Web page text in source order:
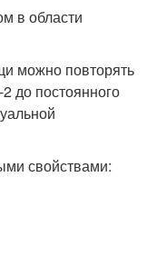
в области
можно повторять
до постоянного
свойствами: